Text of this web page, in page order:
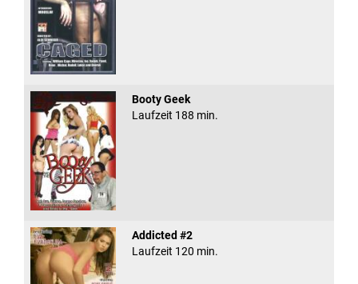
Booty Geek
Laufzeit 188 min.
Addicted #2
Laufzeit 120 min.